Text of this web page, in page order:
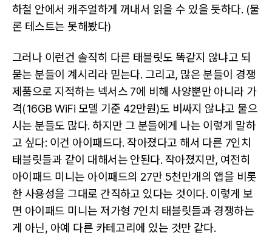
하철 안에서 캐주얼하게 꺼내서 읽을 수 있을 듯하다. (물
론 테스트는 못해봤다)
그러나 이런건 솔직히 다른 태블릿도 똑같지 않냐고 되
묻는 분들이 계시리라 믿는다. 그리고, 많은 분들이 경쟁
제품으로 지적하는 넥서스 7에 비해 사양뿐만 아니라 가
격(16GB WiFi 모델 기준 42만원)도 비싸지 않냐고 물으
시는 분들도 많다. 하지만 그 분들에게 나는 이렇게 말하
고 싶다: 이건 아이패드다. 작아졌다고 해서 다른 7인치
태블릿들과 같이 대해서는 안된다. 작아졌지만, 여전히
아이패드 미니는 아이패드의 27만 5천만개의 앱을 비롯
한 사용성을 그대로 간직하고 있다는 것이다. 이렇게 보
면 아이패드 미니는 저가형 7인치 태블릿들과 경쟁하는
게 아닌, 아예 다른 카테고리에 있는 것만 같다.